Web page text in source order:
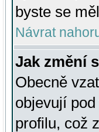
byste se
Návrat
Jak změní
Obecně
objevují
profilu, což